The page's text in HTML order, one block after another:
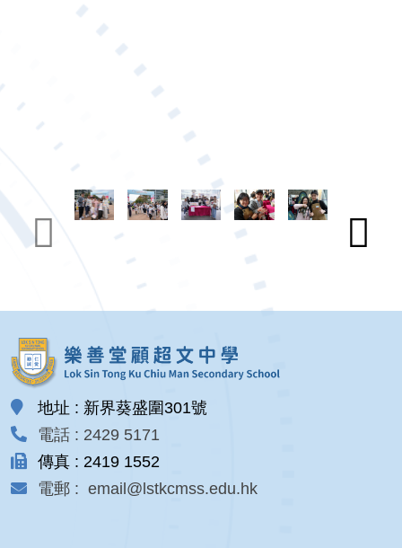
地址 : 新界葵盛圍301號
電話 : 2429 5171
傳真 : 2419 1552
電郵 : email@lstkcmss.edu.hk